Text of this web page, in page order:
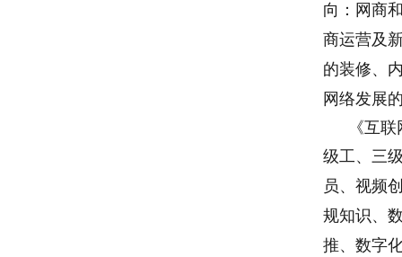
向：网商
商运营及
的装修、
网络发展
《互
级工、三
员、视频
规知识、
推、数字